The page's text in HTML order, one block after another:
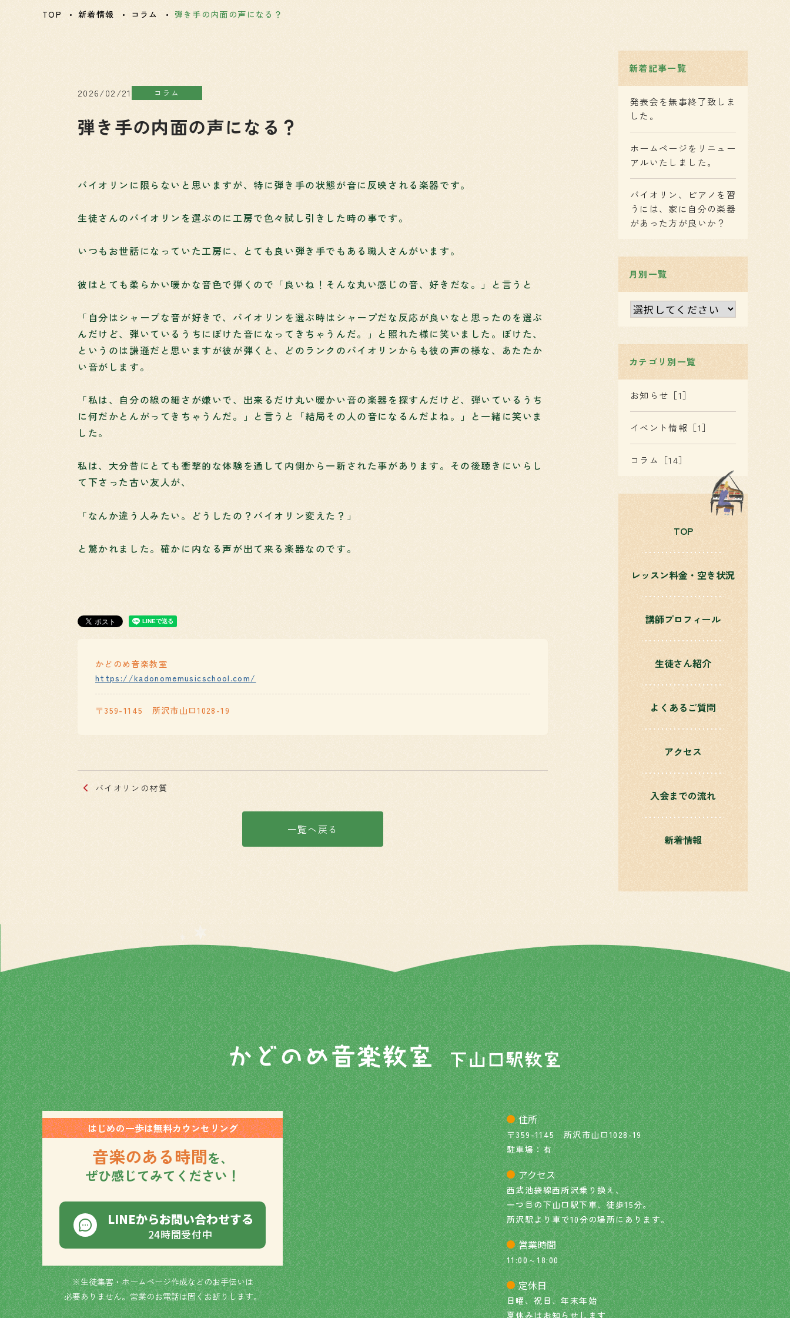
TOP 新着情報 コラム 弾き手の内面の声になる？
2026/02/21 コラム
弾き手の内面の声になる？
バイオリンに限らないと思いますが、特に弾き手の状態が音に反映される楽器です。
生徒さんのバイオリンを選ぶのに工房で色々試し引きした時の事です。
いつもお世話になっていた工房に、とても良い弾き手でもある職人さんがいます。
彼はとても柔らかい暖かな音色で弾くので「良いね！そんな丸い感じの音、好きだな。」と言うと
「自分はシャープな音が好きで、バイオリンを選ぶ時はシャープだな反応が良いなと思ったのを選ぶ
んだけど、弾いているうちにぼけた音になってきちゃうんだ。」と照れた様に笑いました。ぼけた、
というのは謙遜だと思いますが彼が弾くと、どのランクのバイオリンからも彼の声の様な、あたたか
い音がします。
「私は、自分の線の細さが嫌いで、出来るだけ丸い暖かい音の楽器を探すんだけど、弾いているうち
に何だかとんがってきちゃうんだ。」と言うと「結局その人の音になるんだよね。」と一緒に笑いま
した。
私は、大分昔にとても衝撃的な体験を通して内側から一新された事があります。その後聴きにいらし
て下さった古い友人が、
「なんか違う人みたい。どうしたの？バイオリン変えた？」
と驚かれました。確かに内なる声が出て来る楽器なのです。
かどのめ音楽教室
https://kadonomemusicschool.com/
〒359-1145 所沢市山口1028-19
バイオリンの材質
一覧へ戻る
新着記事一覧
発表会を無事終了致しま
した。
ホームページをリニュー
アルいたしました。
バイオリン、ピアノを習
うには、家に自分の楽器
があった方が良いか？
月別一覧
カテゴリ別一覧
お知らせ［1］
イベント情報［1］
コラム［14］
TOP
レッスン料金・空き状況
講師プロフィール
生徒さん紹介
よくあるご質問
アクセス
入会までの流れ
新着情報
はじめの一歩は無料カウンセリング
音楽のある時間を、
ぜひ感じてみてください！
LINEからお問い合わせする
24時間受付中
※生徒集客・ホームページ作成などのお手伝いは
必要ありません。営業のお電話は固くお断りします。
住所
〒359-1145 所沢市山口1028-19
駐車場：有
アクセス
西武池袋線西所沢乗り換え、
一つ目の下山口駅下車、徒歩15分。
所沢駅より車で10分の場所にあります。
営業時間
11:00～18:00
定休日
日曜、祝日、年末年始
夏休みはお知らせします